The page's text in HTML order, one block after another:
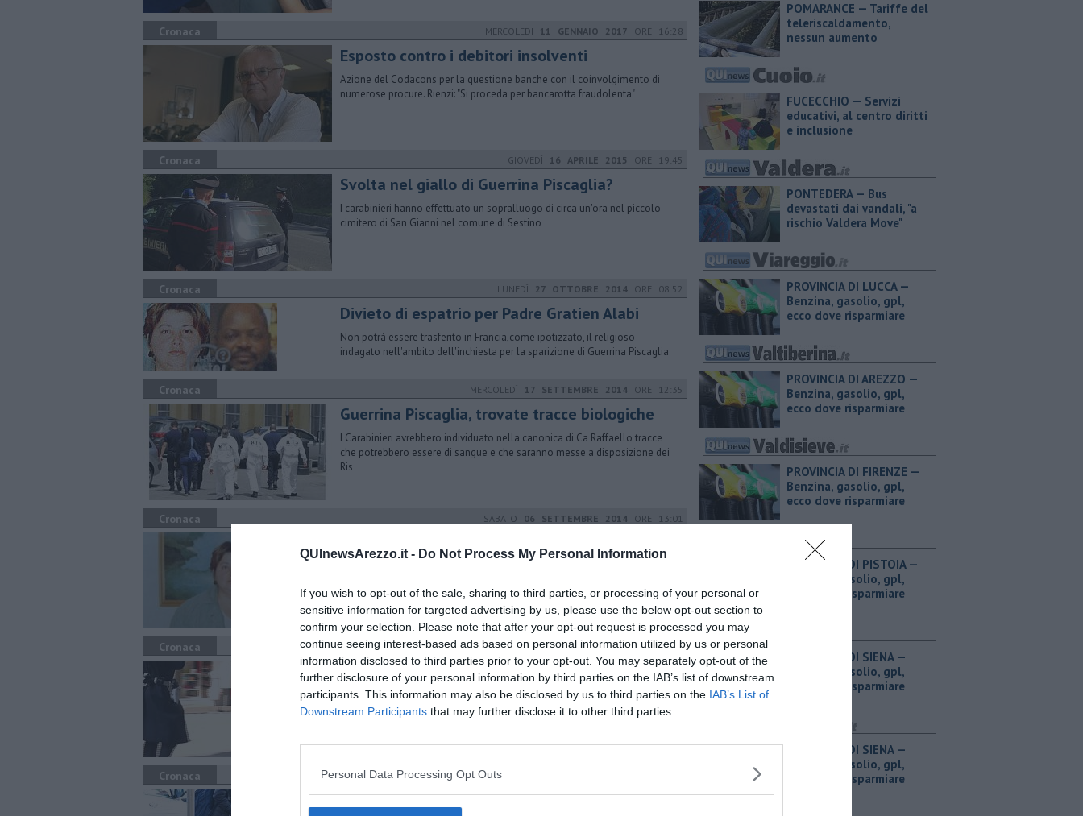
QUInewsArezzo.it - Do Not Process My Personal Information
If you wish to opt-out of the sale, sharing to third parties, or processing of your personal or
sensitive information for targeted advertising by us, please use the below opt-out section to
confirm your selection. Please note that after your opt-out request is processed you may
continue seeing interest-based ads based on personal information utilized by us or personal
information disclosed to third parties prior to your opt-out. You may separately opt-out of the
further disclosure of your personal information by third parties on the IAB’s list of downstream
participants. This information may also be disclosed by us to third parties on the IAB’s List of
Downstream Participants that may further disclose it to other third parties.
Personal Data Processing Opt Outs
Cronaca MERCOLEDÌ 11 GENNAIO 2017 ORE 16:28
Esposto contro i debitori insolventi
Azione del Codacons per la questione banche con il coinvolgimento di
numerose procure. Rienzi: "Si proceda per bancarotta fraudolenta"
Cronaca GIOVEDÌ 16 APRILE 2015 ORE 19:45
Svolta nel giallo di Guerrina Piscaglia?
​I carabinieri hanno effettuato un sopralluogo di circa un'ora nel piccolo
cimitero di San Gianni nel comune di Sestino
Cronaca LUNEDÌ 27 OTTOBRE 2014 ORE 08:52
Divieto di espatrio per Padre Gratien Alabi
Non potrà essere trasferito in Francia,come ipotizzato, il religioso
indagato nell'ambito dell'inchiesta per la sparizione di Guerrina Piscaglia
Cronaca MERCOLEDÌ 17 SETTEMBRE 2014 ORE 12:35
Guerrina Piscaglia, trovate tracce biologiche
I Carabinieri avrebbero individuato nella canonica di Ca Raffaello tracce
che potrebbero essere di sangue e che saranno messe a disposizione dei
Ris
Cronaca SABATO 06 SETTEMBRE 2014 ORE 13:01
Cronaca MERCOLEDÌ08 AGOSTO 2018ORE 17:07
Action day, sequestrati abiti e giocattoli
La polizia locale impegnata contro la contraffazione e l’abusivismo
commerciale. Dodici agenti e tre ispettori. Focus nel quartiere Saione
Cronaca VENERDÌ
Controlli antidroga vicino alle scuole
POMARANCE — Tariffe del
teleriscaldamento,
nessun aumento
FUCECCHIO — Servizi
educativi, al centro diritti
e inclusione
PONTEDERA — Bus
devastati dai vandali, "a
rischio Valdera Move"
PROVINCIA DI LUCCA — ​
Benzina, gasolio, gpl,
ecco dove risparmiare
PROVINCIA DI AREZZO — ​
Benzina, gasolio, gpl,
ecco dove risparmiare
PROVINCIA DI FIRENZE — ​
Benzina, gasolio, gpl,
ecco dove risparmiare
PROVINCIA DI PISTOIA — ​
Benzina, gasolio, gpl,
ecco dove risparmiare
PROVINCIA DI SIENA — ​
Benzina, gasolio, gpl,
ecco dove risparmiare
PROVINCIA DI SIENA — ​
Benzina, gasolio, gpl,
ecco dove risparmiare